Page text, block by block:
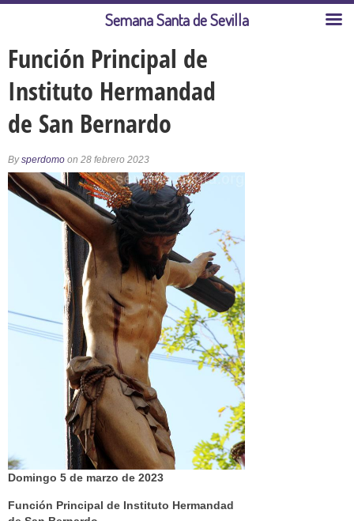
Función Principal de
Instituto Hermandad
de San Bernardo
Bysperdomo on 28 febrero 2023
Domingo 5 de marzo de 2023
Función Principal de Instituto Hermandad
Semana Santa de Sevilla